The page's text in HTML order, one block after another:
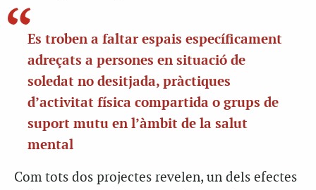
Es troben a faltar espais específicament
adreçats a persones en situació de
soledat no desitjada, pràctiques
d’activitat física compartida o grups de
suport mutu en l’àmbit de la salut
mental
Com tots dos projectes revelen, un dels efectes